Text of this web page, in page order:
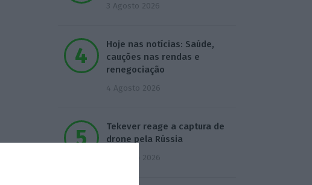
3 Agosto 2026
Hoje nas notícias: Saúde,
cauções nas rendas e
renegociação
4 Agosto 2026
Tekever reage a captura de
drone pela Rússia
4 Agosto 2026